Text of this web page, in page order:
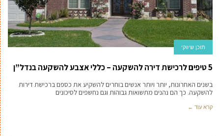
תוכן שיווקי
5 טיפים לרכישת דירה להשקעה – כללי אצבע להשקעה בנדל”ן
בשנים האחרונות, יותר ויותר אנשים בוחרים להשקיע את כספם ברכישת דירות
להשקעה. כך הם נהנים מתשואות גבוהות וגם נחשפים לסיכונים
קרא עוד ←